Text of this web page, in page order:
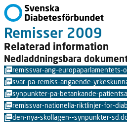
Remisser 2009
Relaterad information
Nedladdningsbara
remissvar-ang-
svar-pa-remiss-angaende-
synpunkter-pa-betankande-
remissvar-nationella-riktlinjer-for-
den-nya-skollagen--synpunkter-